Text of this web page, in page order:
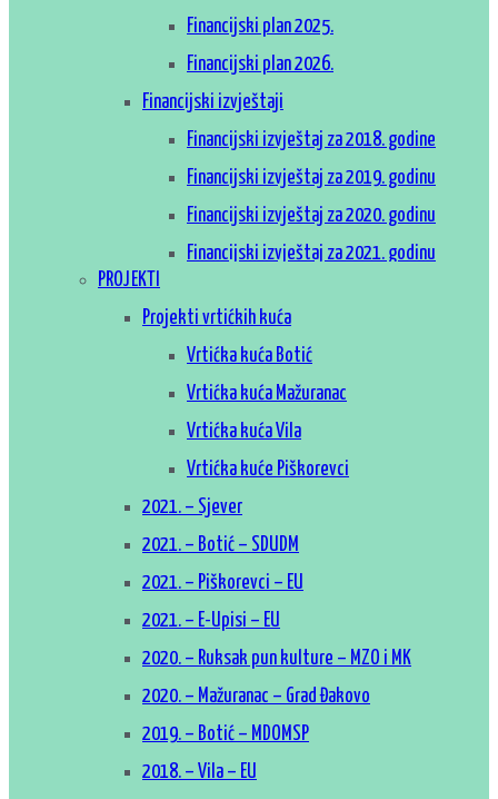
Financijski plan 2025.
Financijski plan 2026.
Financijski izvještaji
Financijski izvještaj za 2018. godine
Financijski izvještaj za 2019. godinu
Financijski izvještaj za 2020. godinu
Financijski izvještaj za 2021. godinu
Financijski izvještaj za 2023. godinu
Financijski izvještaj za 2024. godinu
Financijski izvještaj za 2025. godinu
Financijski izvještaj za 2026. godinu
PROJEKTI
Projekti vrtićkih kuća
Vrtićka kuća Botić
Vrtićka kuća Mažuranac
Vrtićka kuća Vila
Vrtićka kuće Piškorevci
2021. – Sjever
2021. – Botić – SDUDM
2021. – Piškorevci – EU
2021. – E-Upisi – EU
2020. – Ruksak pun kulture – MZO i MK
2020. – Mažuranac – Grad Đakovo
2019. – Botić – MDOMSP
2018. – Vila – EU